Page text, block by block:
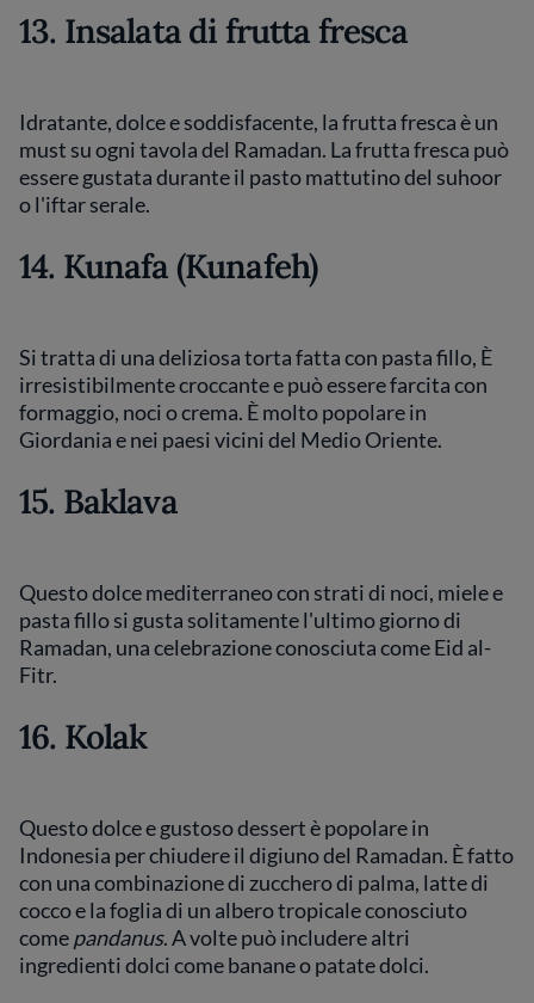
13. Insalata di frutta fresca
Idratante, dolce e soddisfacente, la frutta fresca è un
must su ogni tavola del Ramadan. La frutta fresca può
essere gustata durante il pasto mattutino del suhoor
o l'iftar serale.
14. Kunafa (Kunafeh)
Si tratta di una deliziosa torta fatta con pasta fillo, È
irresistibilmente croccante e può essere farcita con
formaggio, noci o crema. È molto popolare in
Giordania e nei paesi vicini del Medio Oriente.
15. Baklava
Questo dolce mediterraneo con strati di noci, miele e
pasta fillo si gusta solitamente l'ultimo giorno di
Ramadan, una celebrazione conosciuta come Eid al-
Fitr.
16. Kolak
Questo dolce e gustoso dessert è popolare in
Indonesia per chiudere il digiuno del Ramadan. È fatto
con una combinazione di zucchero di palma, latte di
cocco e la foglia di un albero tropicale conosciuto
comepandanus. A volte può includere altri
ingredienti dolci come banane o patate dolci.